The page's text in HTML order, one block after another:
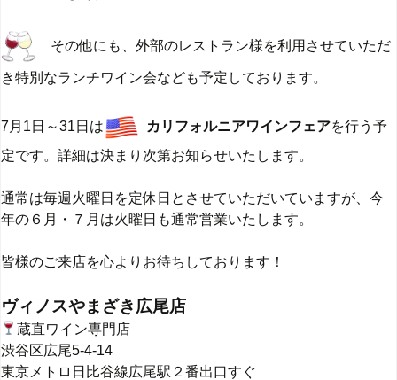
その他にも、外部のレストラン様を利用させていただ
き特別なランチワイン会なども予定しております。
7月1日～31日は カリフォルニアワインフェアを行う予
定です。詳細は決まり次第お知らせいたします。
通常は毎週火曜日を定休日とさせていただいていますが、今
年の６月・７月は火曜日も通常営業いたします。
皆様のご来店を心よりお待ちしております！
ヴィノスやまざき広尾店
蔵直ワイン専門店
渋谷区広尾5-4-14
東京メトロ日比谷線広尾駅２番出口すぐ